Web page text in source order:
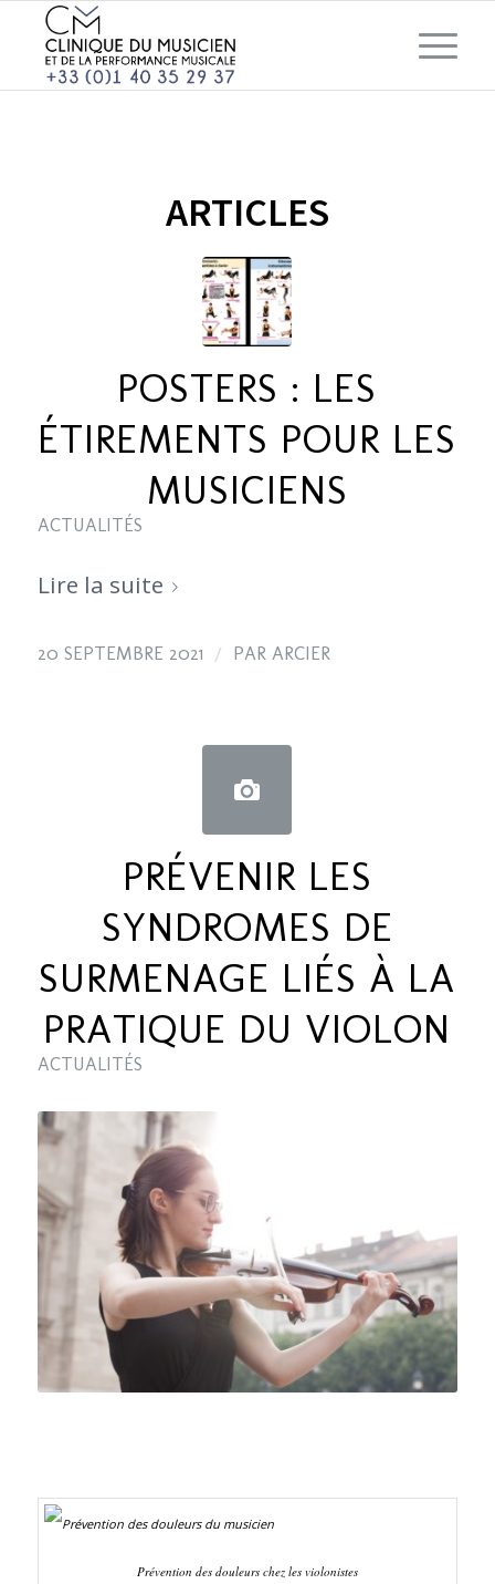
ARTICLES
POSTERS : LES
ÉTIREMENTS POUR LES
MUSICIENS
ACTUALITÉS
Lire la suite
20 SEPTEMBRE 2021 / PAR ARCIER
PRÉVENIR LES
SYNDROMES DE
SURMENAGE LIÉS À LA
PRATIQUE DU VIOLON
ACTUALITÉS
Prévention des douleurs chez les violonistes